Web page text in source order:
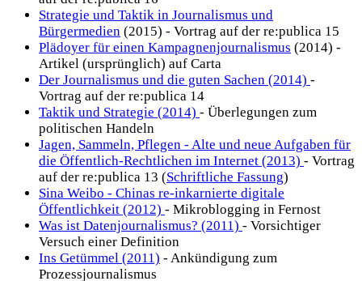
Strategie und Taktik in Journalismus und
Bürgermedien (2015) - Vortrag auf der re:publica 15
Plädoyer für einen Kampagnenjournalismus (2014) -
Artikel (ursprünglich) auf Carta
Der Journalismus und die guten Sachen (2014) -
Vortrag auf der re:publica 14
Taktik und Strategie (2014) - Überlegungen zum
politischen Handeln
Jagen, Sammeln, Pflegen - Alte und neue Aufgaben für
die Öffentlich-Rechtlichen im Internet (2013) - Vortrag
auf der re:publica 13 (Schriftliche Fassung)
Sina Weibo - Chinas re-inkarnierte digitale
Öffentlichkeit (2012) - Mikroblogging in Fernost
Was ist Datenjournalismus? (2011) - Vorsichtiger
Versuch einer Definition
Ins Getümmel (2011) - Ankündigung zum
Prozessjournalismus